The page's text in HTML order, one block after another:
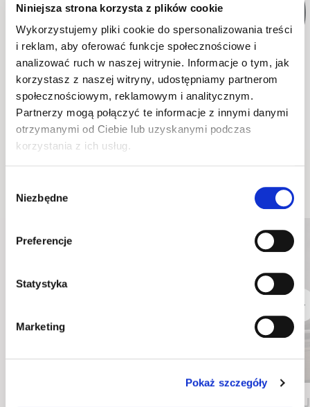
Niniejsza strona korzysta z plików cookie
Wykorzystujemy pliki cookie do spersonalizowania treści
i reklam, aby oferować funkcje społecznościowe i
analizować ruch w naszej witrynie. Informacje o tym, jak
korzystasz z naszej witryny, udostępniamy partnerom
społecznościowym, reklamowym i analitycznym.
Partnerzy mogą połączyć te informacje z innymi danymi
otrzymanymi od Ciebie lub uzyskanymi podczas
korzystania z ich usług.
zgody
Niezbędne
Preferencje
Statystyka
Marketing
Pokaż szczegóły
półkotapczan pionowy
BC-01 biały
151 cm x 218 cm x 46 cm
Kolory
półkotapczan pionowy
BC-01 dąb artisan
151 cm x 218 cm x 46 cm
Kolory